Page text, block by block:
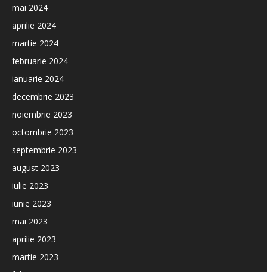
mai 2024
aprilie 2024
martie 2024
februarie 2024
ianuarie 2024
decembrie 2023
noiembrie 2023
octombrie 2023
septembrie 2023
august 2023
iulie 2023
iunie 2023
mai 2023
aprilie 2023
martie 2023